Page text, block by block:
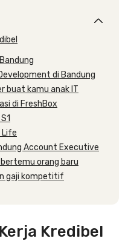
di Bandung
buat kamu anak IT
di FreshBox
Life
Account Executive
orang baru
gaji kompetitif
Kredibel